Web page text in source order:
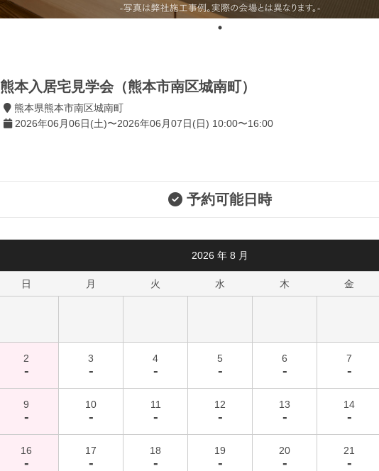
熊本入居宅見学会（熊本市南区城南町）
熊本県熊本市南区城南町
2026年06月06日(土)〜2026年06月07日(日) 10:00〜16:00
予約可能日時
2026 年 8 月
日 月 火 水 木 金
2
-
3
-
4
-
5
-
6
-
7
-
9
-
10
-
11
-
12
-
13
-
14
-
16
-
17
-
18
-
19
-
20
-
21
-